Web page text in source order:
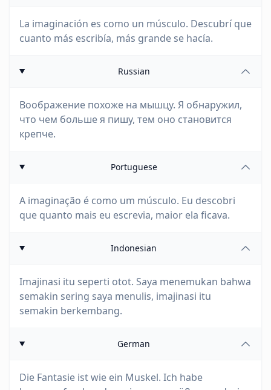
La imaginación es como un músculo. Descubrí que
cuanto más escribía, más grande se hacía.
Russian
Воображение похоже на мышцу. Я обнаружил,
что чем больше я пишу, тем оно становится
крепче.
Portuguese
A imaginação é como um músculo. Eu descobri
que quanto mais eu escrevia, maior ela ficava.
Indonesian
Imajinasi itu seperti otot. Saya menemukan bahwa
semakin sering saya menulis, imajinasi itu
semakin berkembang.
German
Die Fantasie ist wie ein Muskel. Ich habe